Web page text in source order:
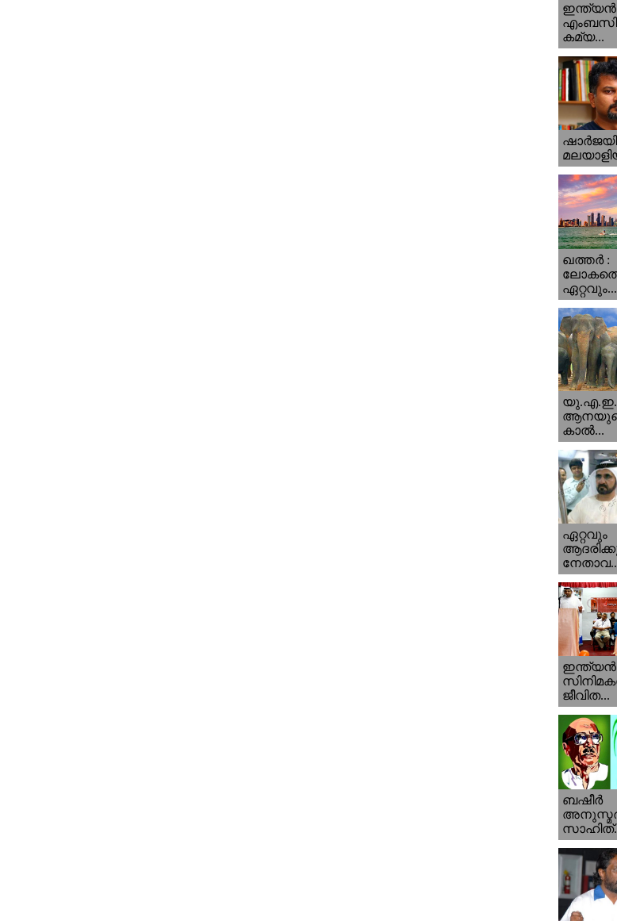
ഇന്ത്യന്‍
എംബസി
കമ്യ...
ഖത്തര്‍ :
ഏറ്റവും...
കാല്‍...
ഏറ്റവും
ഇന്ത്യന്‍
ജീവിത...
ബഷീര്‍